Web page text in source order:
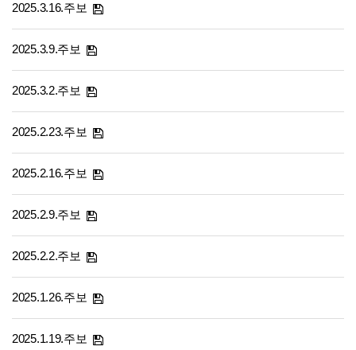
2025.3.16.주보
2025.3.9.주보
2025.3.2.주보
2025.2.23.주보
2025.2.16.주보
2025.2.9.주보
2025.2.2.주보
2025.1.26.주보
2025.1.19.주보